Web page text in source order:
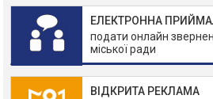
ЕЛЕКТРОННА
подати онлайн
міської ради
ВІДКРИТА РЕКЛАМА